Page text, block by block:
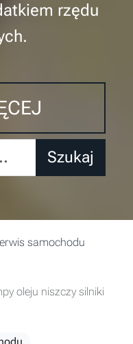
rzędu
Szukaj
samochodu
oleju niszczy silniki